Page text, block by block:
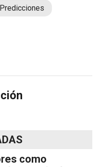
Predicciones
como